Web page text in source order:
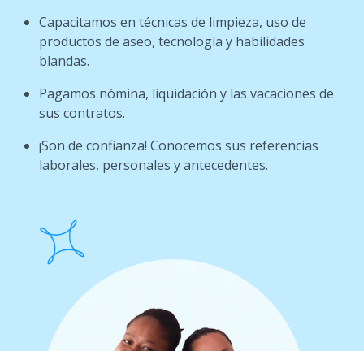
Capacitamos en técnicas de limpieza, uso de
productos de aseo, tecnología y habilidades
blandas.
Pagamos nómina, liquidación y las vacaciones de
sus contratos.
¡Son de confianza! Conocemos sus referencias
laborales, personales y antecedentes.